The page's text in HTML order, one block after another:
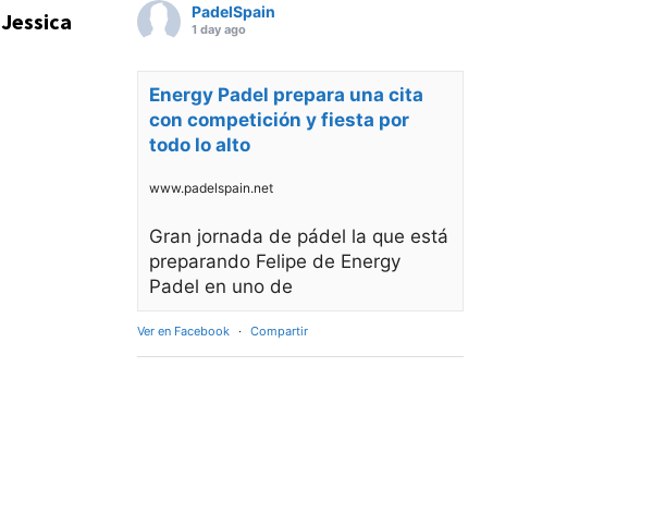
Jessica
PadelSpain
1 day ago
Energy Padel prepara una cita
con competición y fiesta por
todo lo alto
www.padelspain.net
Gran jornada de pádel la que está
preparando Felipe de Energy
Padel en uno de
Ver en Facebook · Compartir